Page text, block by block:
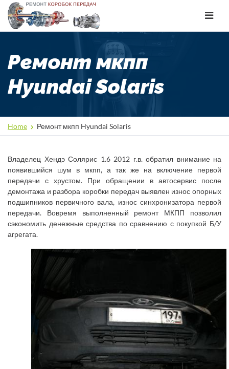
Toggle
Ремонт мкпп
Hyundai Solaris
Home Ремонт мкпп Hyundai Solaris
Владелец Хендэ Солярис 1.6 2012 г.в. обратил внимание на
появившийся шум в мкпп, а так же на включение первой
передачи с хрустом. При обращении в автосервис после
демонтажа и разбора коробки передач выявлен износ опорных
подшипников первичного вала, износ синхронизатора первой
передачи. Вовремя выполненный ремонт МКПП позволил
сэкономить денежные средства по сравнению с покупкой Б/У
агрегата.